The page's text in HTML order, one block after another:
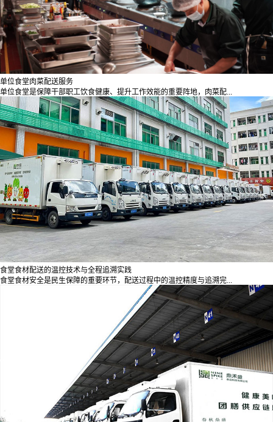
单位食堂肉菜配送服务
单位食堂是保障干部职工饮食健康、提升工作效能的重要阵地，肉菜配...
食堂食材配送的温控技术与全程追溯实践
食堂食材安全是民生保障的重要环节，配送过程中的温控精度与追溯完...